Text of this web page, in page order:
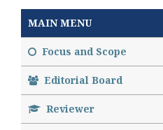
MAIN MENU
Focus and Scope
Editorial Board
Reviewer